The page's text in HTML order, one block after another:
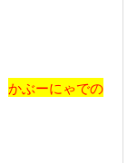
かぶーにゃでの